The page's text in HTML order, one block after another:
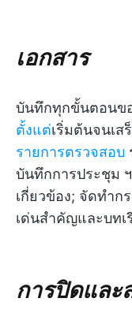
เอกสาร
บันทึกทุกขั้นตอนข
ตั้งแต่เริ่มต้นจนเส
รายการตรวจสอบ
บันทึกการประชุม
เกี่ยวข้อง; จัดทำก
เด่นสำคัญและบทเ
การปิดและ